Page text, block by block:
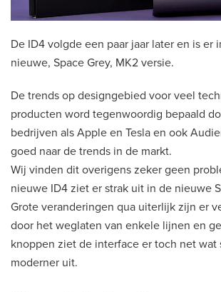
De ID4 volgde een paar jaar later en is er
nieuwe, Space Grey, MK2 versie.
De trends op designgebied voor veel
producten word tegenwoordig bepaald
bedrijven als Apple en Tesla en ook
goed naar de trends in de markt.
Wij vinden dit overigens zeker geen
nieuwe ID4 ziet er strak uit in de nieuwe
Grote veranderingen qua uiterlijk zijn er
door het weglaten van enkele lijnen en
knoppen ziet de interface er toch net wat
moderner uit.